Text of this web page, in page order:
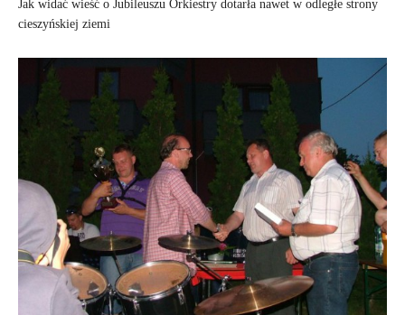
Jak widać wieść o Jubileuszu Orkiestry dotarła nawet w odległe strony
cieszyńskiej ziemi